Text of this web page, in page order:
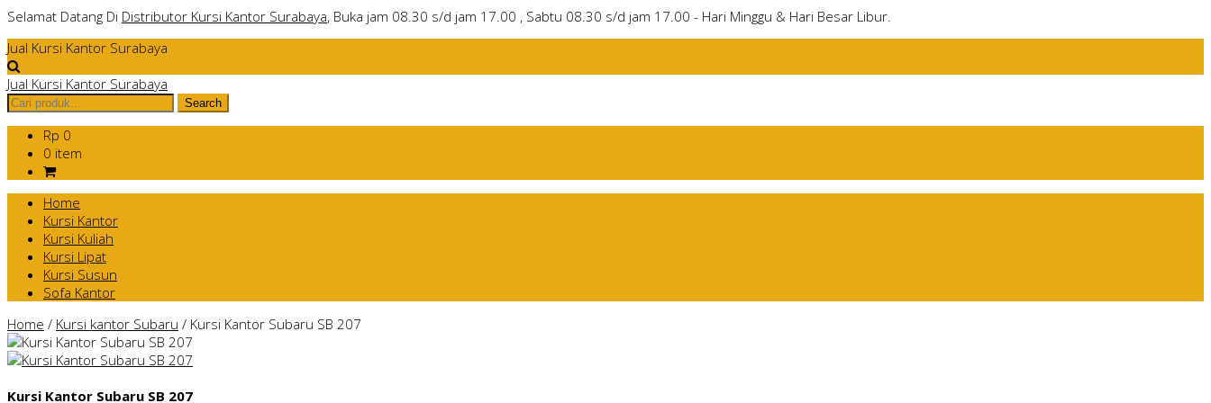
Selamat Datang Di Distributor Kursi Kantor Surabaya, Buka jam 08.30 s/d jam 17.00 , Sabtu 08.30 s/d jam 17.00 - Hari Minggu & Hari Besar Libur.
Jual Kursi Kantor Surabaya
Jual Kursi Kantor Surabaya
Rp 0
0 item
Home
Kursi Kantor
Kursi Kuliah
Kursi Lipat
Kursi Susun
Sofa Kantor
Home / Kursi kantor Subaru / Kursi Kantor Subaru SB 207
Kursi Kantor Subaru SB 207